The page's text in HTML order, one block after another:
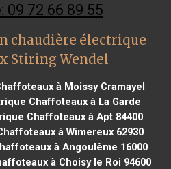
09 72 66 89 55
chaudière électrique
Stiring Wendel
à Moissy Cramayel
Chaffoteaux à La Garde
Chaffoteaux à Apt 84400
à Wimereux 62930
à Angoulême 16000
à Choisy le Roi 94600